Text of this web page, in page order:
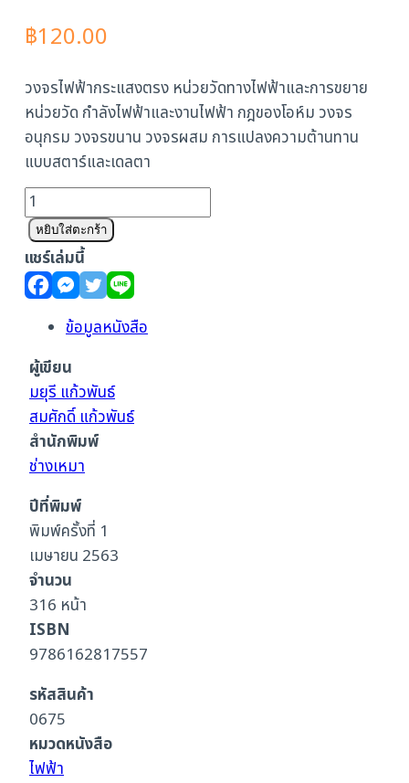
฿120.00
วงจรไฟฟ้ากระแสงตรง หน่วยวัดทางไฟฟ้าและการขยาย
หน่วยวัด กำลังไฟฟ้าและงานไฟฟ้า กฎของโอห์ม วงจร
อนุกรม วงจรขนาน วงจรผสม การแปลงความต้านทาน
แบบสตาร์และเดลตา
จำนวน
วงจร
ไฟฟ้า
กระแสง
ตรง
หยิบใส่ตะกร้า
แชร์เล่มนี้
ข้อมูลหนังสือ
ผู้เขียน
มยุรี แก้วพันธ์
สมศักดิ์ แก้วพันธ์
สำนักพิมพ์
ช่างเหมา
ปีที่พิมพ์
พิมพ์ครั้งที่ 1
เมษายน 2563
จำนวน
316 หน้า
ISBN
9786162817557
รหัสสินค้า
0675
หมวดหนังสือ
ไฟฟ้า